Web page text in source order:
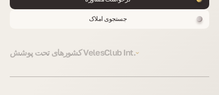
جستجوی املاک
کشورهای تحت پوشش VelesClub Int.